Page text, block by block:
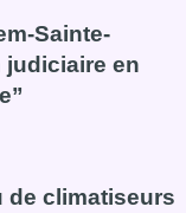
revient du 14 au
Sainte-
judiciaire en
Sainte-
de climatiseurs